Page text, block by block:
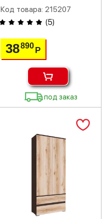
Код товара: 215207
(5)
38890 Р
под заказ